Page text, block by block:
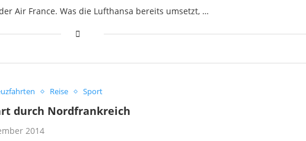
Air France. Was die Lufthansa bereits umsetzt, …
Reise Sport
durch Nordfrankreich
2014